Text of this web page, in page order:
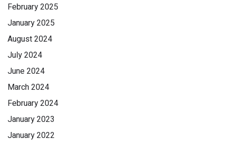
February 2025
January 2025
August 2024
July 2024
June 2024
March 2024
February 2024
January 2023
January 2022